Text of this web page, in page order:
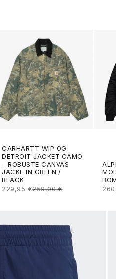
CARHARTT WIP OG
DETROIT JACKET CAMO
– ROBUSTE CANVAS
JACKE IN GREEN /
BLACK
ANGEBOT
229,95 €REGULÄRER PREIS
259,00 €